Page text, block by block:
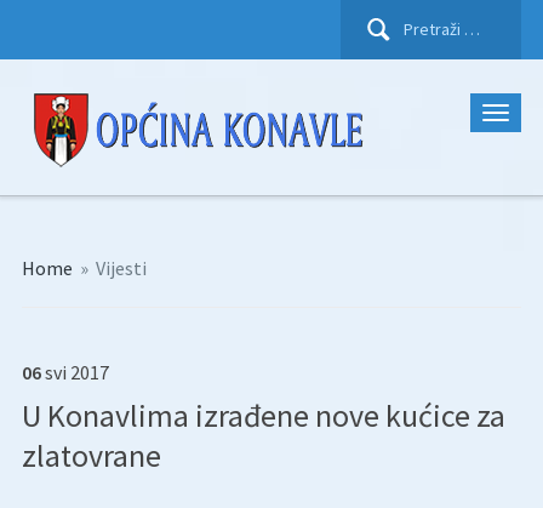
Pretraži:
Home » Vijesti
06svi 2017
U Konavlima izrađene nove kućice za
zlatovrane